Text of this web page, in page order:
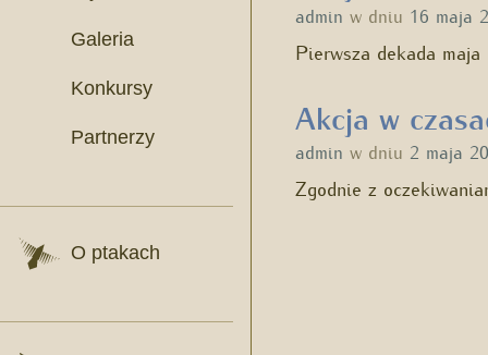
Galeria
Konkursy
Partnerzy
O ptakach
admin w dniu 16 maja
Pierwsza dekada
Akcja w
admin w dniu 2 maja
Zgodnie z